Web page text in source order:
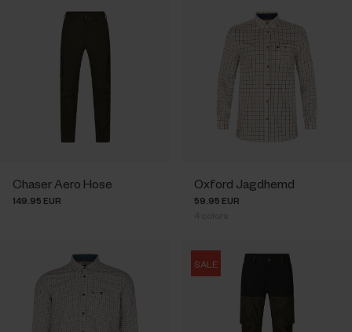
Chaser Aero Hose
149.95 EUR
Oxford Jagdhemd
59.95 EUR
SALE